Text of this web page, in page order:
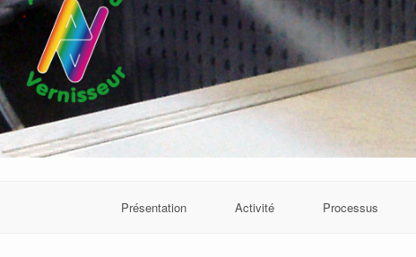
Présentation Activité Processus